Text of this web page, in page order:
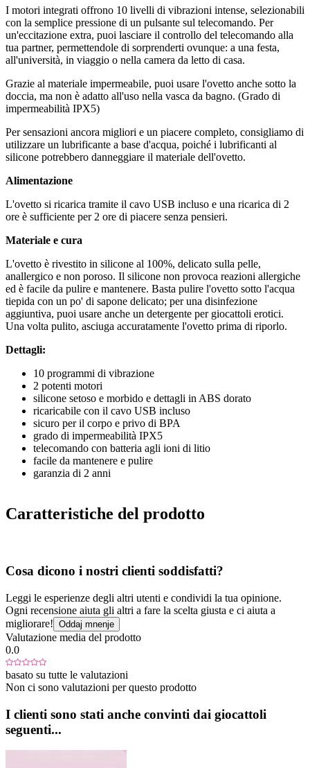
I motori integrati offrono 10 livelli di vibrazioni intense, selezionabili
con la semplice pressione di un pulsante sul telecomando. Per
un'eccitazione extra, puoi lasciare il controllo del telecomando alla
tua partner, permettendole di sorprenderti ovunque: a una festa,
all'università, in viaggio o nella camera da letto di casa.
Grazie al materiale impermeabile, puoi usare l'ovetto anche sotto la
doccia, ma non è adatto all'uso nella vasca da bagno. (Grado di
impermeabilità IPX5)
Per sensazioni ancora migliori e un piacere completo, consigliamo di
utilizzare un lubrificante a base d'acqua, poiché i lubrificanti al
silicone potrebbero danneggiare il materiale dell'ovetto.
Alimentazione
L'ovetto si ricarica tramite il cavo USB incluso e una ricarica di 2
ore è sufficiente per 2 ore di piacere senza pensieri.
Materiale e cura
L'ovetto è rivestito in silicone al 100%, delicato sulla pelle,
anallergico e non poroso. Il silicone non provoca reazioni allergiche
ed è facile da pulire e mantenere. Basta pulire l'ovetto sotto l'acqua
tiepida con un po' di sapone delicato; per una disinfezione
aggiuntiva, puoi usare anche un detergente per giocattoli erotici.
Una volta pulito, asciuga accuratamente l'ovetto prima di riporlo.
Dettagli:
10 programmi di vibrazione
2 potenti motori
silicone setoso e morbido e dettagli in ABS dorato
ricaricabile con il cavo USB incluso
sicuro per il corpo e privo di BPA
grado di impermeabilità IPX5
telecomando con batteria agli ioni di litio
facile da mantenere e pulire
garanzia di 2 anni
Caratteristiche del prodotto
Cosa dicono i nostri clienti soddisfatti?
Leggi le esperienze degli altri utenti e condividi la tua opinione.
Ogni recensione aiuta gli altri a fare la scelta giusta e ci aiuta a
migliorare! Oddaj mnenje
Valutazione media del prodotto
0.0
basato su tutte le valutazioni
Non ci sono valutazioni per questo prodotto
I clienti sono stati anche convinti dai giocattoli
seguenti...